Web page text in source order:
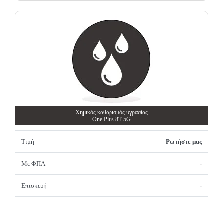
Χημικός καθαρισμός υγρασίας
One Plus 8T 5G
Τιμή Ρωτήστε μας
Με ΦΠΑ -
Επισκευή -